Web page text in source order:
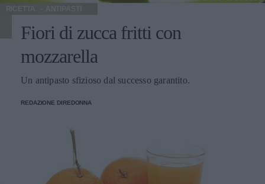
RICETTA
Fiori di zucca fritti con
mozzarella
Un antipasto sfizioso dal successo garantito.
REDAZIONE DIREDONNA